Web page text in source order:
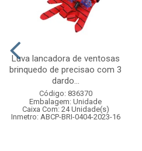
Luva lancadora de ventosas
brinquedo de precisao com 3
dardo...
Código: 836370
Embalagem: Unidade
Caixa Com: 24 Unidade(s)
Inmetro: ABCP-BRI-0404-2023-16